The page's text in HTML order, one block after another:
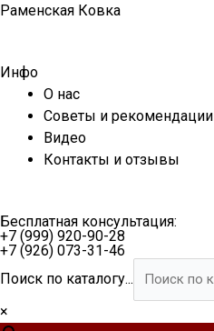
Перейти
Раменская Ковка
Инфо
О нас
Советы и рекомендации
Видео
Контакты и отзывы
Бесплатная консультация:
+7 (999) 920-90-28
+7 (926) 073-31-46
Поиск по каталогу...
×